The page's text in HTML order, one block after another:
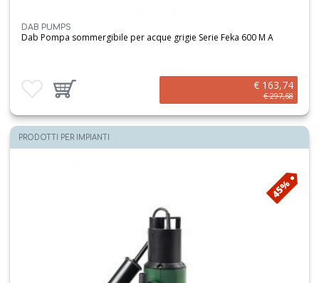
DAB PUMPS
Dab Pompa sommergibile per acque grigie Serie Feka 600 M A
Aggiungi ai preferitiAggiungi prodotto al carrello € 163,74
€ 297,68
PRODOTTI PER IMPIANTI
45%